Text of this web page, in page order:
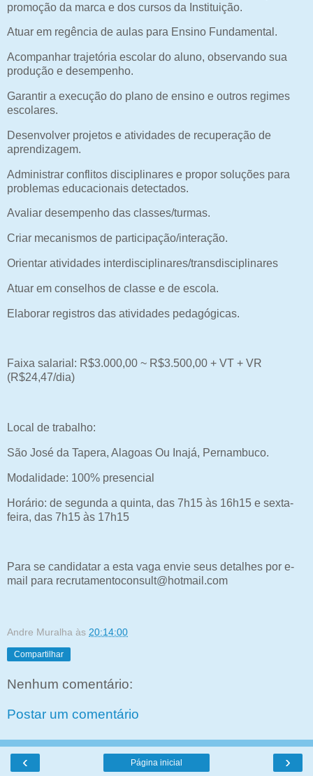
promoção da marca e dos cursos da Instituição.
Atuar em regência de aulas para Ensino Fundamental.
Acompanhar trajetória escolar do aluno, observando sua
produção e desempenho.
Garantir a execução do plano de ensino e outros regimes
escolares.
Desenvolver projetos e atividades de recuperação de
aprendizagem.
Administrar conflitos disciplinares e propor soluções para
problemas educacionais detectados.
Avaliar desempenho das classes/turmas.
Criar mecanismos de participação/interação.
Orientar atividades interdisciplinares/transdisciplinares
Atuar em conselhos de classe e de escola.
Elaborar registros das atividades pedagógicas.
Faixa salarial: R$3.000,00 ~ R$3.500,00 + VT + VR
(R$24,47/dia)
Local de trabalho:
São José da Tapera, Alagoas Ou Inajá, Pernambuco.
Modalidade: 100% presencial
Horário: de segunda a quinta, das 7h15 às 16h15 e sexta-
feira, das 7h15 às 17h15
Para se candidatar a esta vaga envie seus detalhes por e-
mail para recrutamentoconsult@hotmail.com
Andre Muralha às 20:14:00
Compartilhar
Nenhum comentário:
Postar um comentário
‹ ›
Página inicial